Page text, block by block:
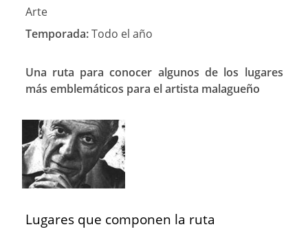
Arte
Temporada:Todo el año
Una ruta para conocer algunos de los lugares
más emblemáticos para el artista malagueño
Lugares que componen la ruta